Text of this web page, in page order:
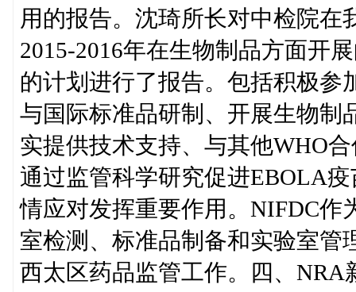
用的报告。沈琦所长对中检院在
2015-2016年在生物制品方面开
的计划进行了报告。包括积极参
与国际标准品研制、开展生物制
实提供技术支持、与其他WHO
通过监管科学研究促进EBOLA
情应对发挥重要作用。NIFDC作
室检测、标准品制备和实验室管
西太区药品监管工作。四、